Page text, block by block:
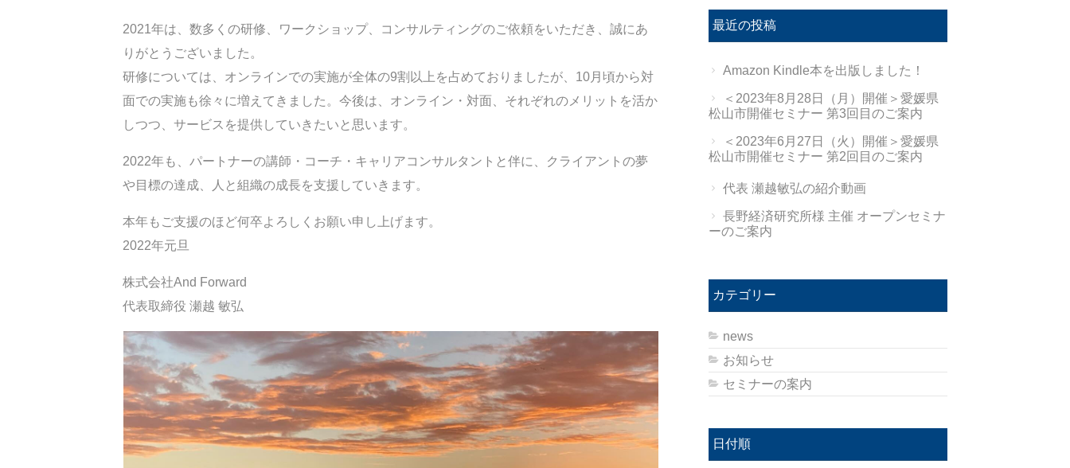
2021年は、数多くの研修、ワークショップ、コンサルティングのご依頼をいただき、誠にあ
りがとうございました。
研修については、オンラインでの実施が全体の9割以上を占めておりましたが、10月頃から対
面での実施も徐々に増えてきました。今後は、オンライン・対面、それぞれのメリットを活か
しつつ、サービスを提供していきたいと思います。
2022年も、パートナーの講師・コーチ・キャリアコンサルタントと伴に、クライアントの夢
や目標の達成、人と組織の成長を支援していきます。
本年もご支援のほど何卒よろしくお願い申し上げます。
2022年元旦
株式会社And Forward
代表取締役 瀬越 敏弘
最近の投稿
Amazon Kindle本を出版しました！
＜2023年8月28日（月）開催＞愛媛県
松山市開催セミナー 第3回目のご案内
＜2023年6月27日（火）開催＞愛媛県
松山市開催セミナー 第2回目のご案内
代表 瀬越敏弘の紹介動画
長野経済研究所様 主催 オープンセミナ
ーのご案内
カテゴリー
news
お知らせ
セミナーの案内
日付順